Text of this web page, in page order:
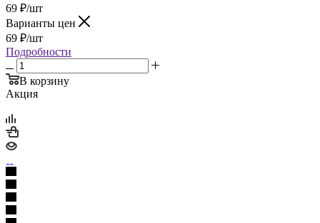
69 ₽/шт
Варианты цен
69 ₽/шт
Подробности
В корзину
Акция